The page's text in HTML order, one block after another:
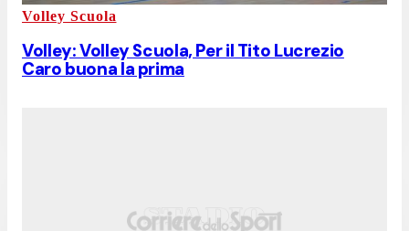
Volley Scuola
Volley: Volley Scuola, Per il Tito Lucrezio
Caro buona la prima